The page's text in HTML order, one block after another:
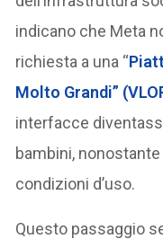
indicano che Meta
richiesta a una “
Molto Grandi”
interfacce
bambini,
condizioni d’uso.
Questo passaggio